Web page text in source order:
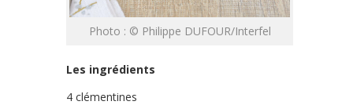
Photo : © Philippe DUFOUR/Interfel
Les ingrédients
4 clémentines